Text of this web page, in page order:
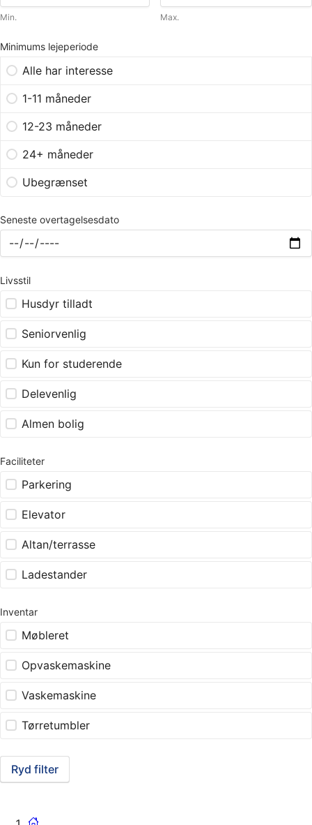
Min. Max.
Minimums lejeperiode
Alle har interesse
1-11 måneder
12-23 måneder
24+ måneder
Ubegrænset
Seneste overtagelsesdato
Livsstil
Husdyr tilladt
Seniorvenlig
Kun for studerende
Delevenlig
Almen bolig
Faciliteter
Parkering
Elevator
Altan/terrasse
Ladestander
Inventar
Møbleret
Opvaskemaskine
Vaskemaskine
Tørretumbler
Ryd filter